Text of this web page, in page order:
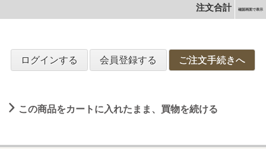
注文合計 確認画面で表示
ログインする 会員登録する ご注文手続きへ
この商品をカートに入れたまま、買物を続ける